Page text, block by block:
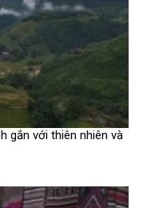
gắn với thiên nhiên và